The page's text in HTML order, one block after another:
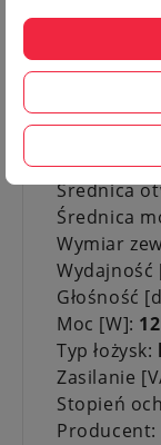
Model:
czasowy
Kolor:
Średnica
Średnica
Wymiar
Wydajność
Głośność
Moc [W]: 12
Typ łożysk:
Zasilanie
Stopień
Producent: